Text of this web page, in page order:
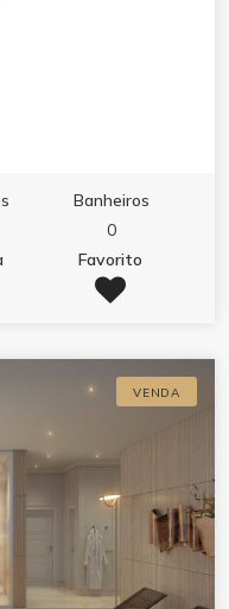
Banheiros
0
Favorito
VENDA